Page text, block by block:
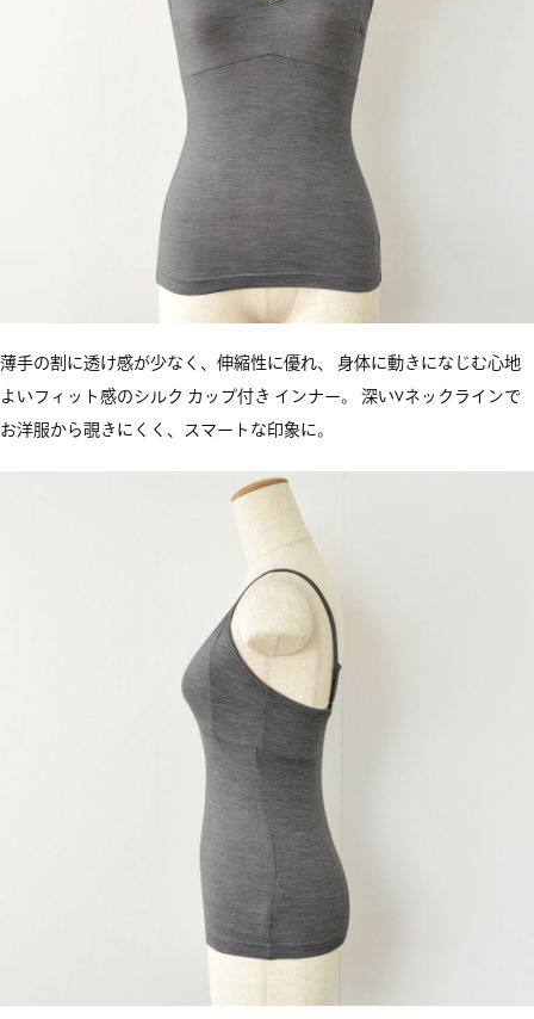
薄手の割に透け感が少なく、伸縮性に優れ、 身体に動きになじむ心地
よいフィット感のシルク カップ付き インナー。 深いVネックラインで
お洋服から覗きにくく、スマートな印象に。